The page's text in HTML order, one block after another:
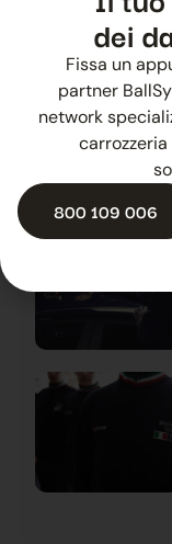
dei
Fissa un
partner
network
800 109 006